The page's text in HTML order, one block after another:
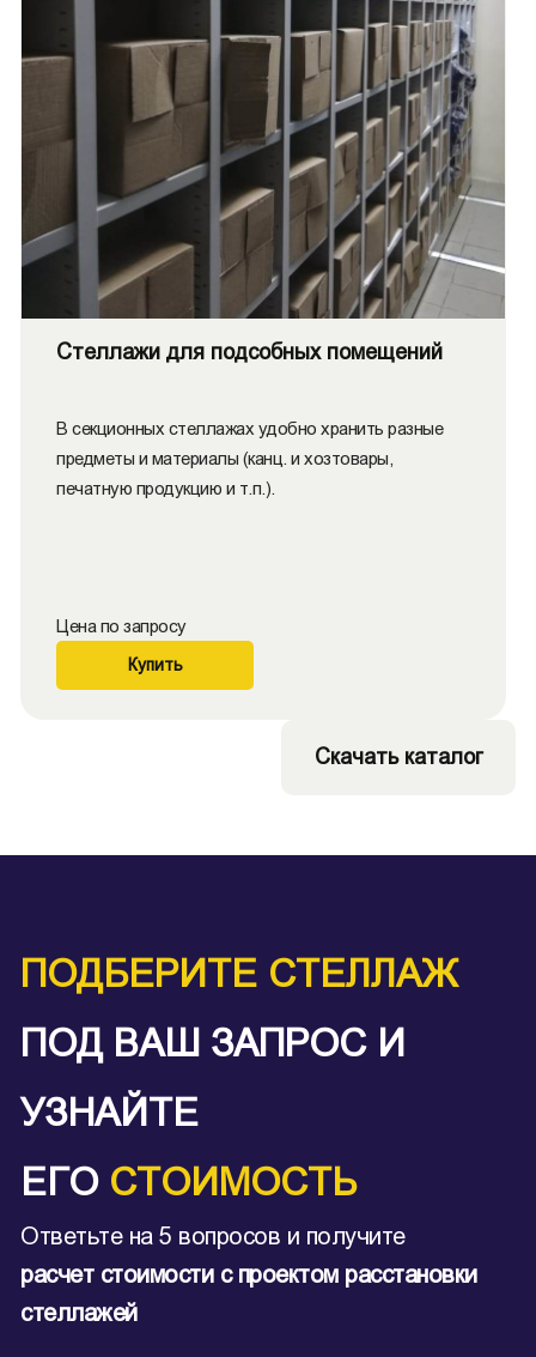
Стеллажи для подсобных помещений
В секционных стеллажах удобно хранить разные
предметы и материалы (канц. и хозтовары,
печатную продукцию и т.п.).
Цена по запросу
Купить
Скачать каталог
ПОДБЕРИТЕ СТЕЛЛАЖ
ПОД ВАШ ЗАПРОС И
УЗНАЙТЕ
ЕГО СТОИМОСТЬ
Ответьте на 5 вопросов и получите
расчет стоимости с проектом расстановки
стеллажей